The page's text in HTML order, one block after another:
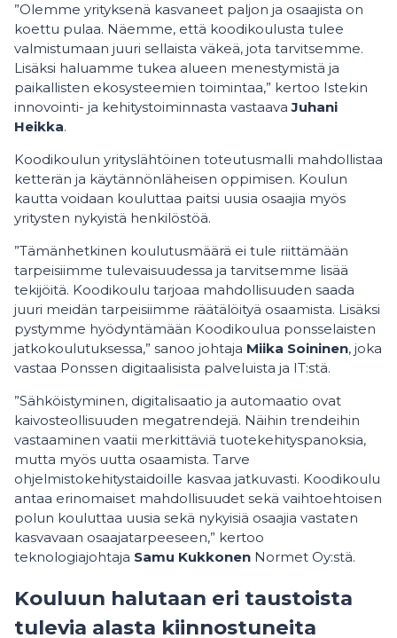
”Olemme yrityksenä kasvaneet paljon ja osaajista on
koettu pulaa. Näemme, että koodikoulusta tulee
valmistumaan juuri sellaista väkeä, jota tarvitsemme.
Lisäksi haluamme tukea alueen menestymistä ja
paikallisten ekosysteemien toimintaa,” kertoo Istekin
innovointi- ja kehitystoiminnasta vastaavaJuhani
Heikka.
Koodikoulun yrityslähtöinen toteutusmalli mahdollistaa
ketterän ja käytännönläheisen oppimisen. Koulun
kautta voidaan kouluttaa paitsi uusia osaajia myös
yritysten nykyistä henkilöstöä.
”Tämänhetkinen koulutusmäärä ei tule riittämään
tarpeisiimme tulevaisuudessa ja tarvitsemme lisää
tekijöitä. Koodikoulu tarjoaa mahdollisuuden saada
juuri meidän tarpeisiimme räätälöityä osaamista. Lisäksi
pystymme hyödyntämään Koodikoulua ponsselaisten
jatkokoulutuksessa,” sanoo ​johtaja Miika Soininen, joka
vastaa Ponssen digitaalisista palveluista ja IT:stä.
”Sähköistyminen, digitalisaatio ja automaatio ovat
kaivosteollisuuden megatrendejä. Näihin trendeihin
vastaaminen vaatii merkittäviä tuotekehityspanoksia,
mutta myös uutta osaamista. Tarve
ohjelmistokehitystaidoille kasvaa jatkuvasti. Koodikoulu
antaa erinomaiset mahdollisuudet sekä vaihtoehtoisen
polun kouluttaa uusia sekä nykyisiä osaajia vastaten
kasvavaan osaajatarpeeseen,” kertoo
teknologiajohtaja Samu Kukkonen Normet Oy:stä.
Kouluun halutaan eri taustoista
tulevia alasta kiinnostuneita